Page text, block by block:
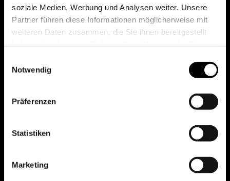
soziale Medien, Werbung und Analysen weiter. Unsere
Partner führen diese Informationen möglicherweise mit
weiteren Daten zusammen, die Sie ihnen bereitgestellt
Notwendig
Präferenzen
Statistiken
Marketing